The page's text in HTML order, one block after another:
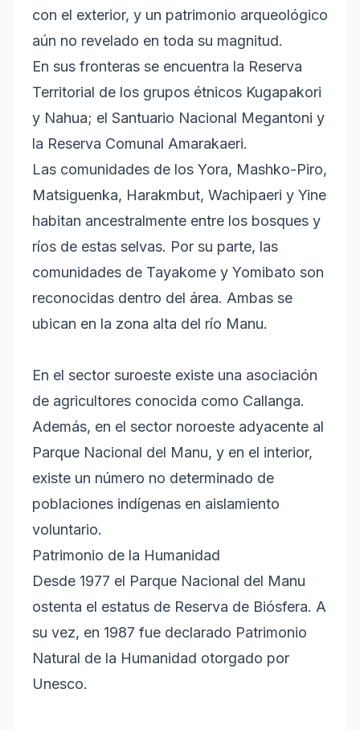
con el exterior, y un patrimonio arqueológico
aún no revelado en toda su magnitud.
En sus fronteras se encuentra la Reserva
Territorial de los grupos étnicos Kugapakori
y Nahua; el Santuario Nacional Megantoni y
la Reserva Comunal Amarakaeri.
Las comunidades de los Yora, Mashko-Piro,
Matsiguenka, Harakmbut, Wachipaeri y Yine
habitan ancestralmente entre los bosques y
ríos de estas selvas. Por su parte, las
comunidades de Tayakome y Yomibato son
reconocidas dentro del área. Ambas se
ubican en la zona alta del río Manu.
En el sector suroeste existe una asociación
de agricultores conocida como Callanga.
Además, en el sector noroeste adyacente al
Parque Nacional del Manu, y en el interior,
existe un número no determinado de
poblaciones indígenas en aislamiento
voluntario.
Patrimonio de la Humanidad
Desde 1977 el Parque Nacional del Manu
ostenta el estatus de Reserva de Biósfera. A
su vez, en 1987 fue declarado Patrimonio
Natural de la Humanidad otorgado por
Unesco.